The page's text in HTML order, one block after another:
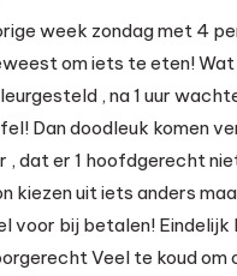
week zondag met 4
om iets te eten! Wat
, na 1 uur
Dan doodleuk komen
, dat er 1 hoofdgerecht
kiezen uit iets anders
voor bij betalen! Eindelijk
Veel te koud om